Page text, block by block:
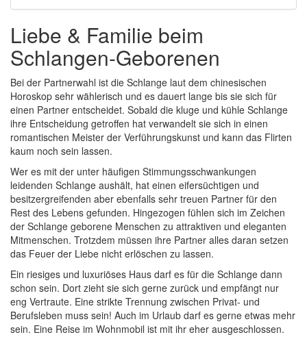
Liebe & Familie beim
Schlangen-Geborenen
Bei der Partnerwahl ist die Schlange laut dem chinesischen
Horoskop sehr wählerisch und es dauert lange bis sie sich für
einen Partner entscheidet. Sobald die kluge und kühle Schlange
ihre Entscheidung getroffen hat verwandelt sie sich in einen
romantischen Meister der Verführungskunst und kann das Flirten
kaum noch sein lassen.
Wer es mit der unter häufigen Stimmungsschwankungen
leidenden Schlange aushält, hat einen eifersüchtigen und
besitzergreifenden aber ebenfalls sehr treuen Partner für den
Rest des Lebens gefunden. Hingezogen fühlen sich im Zeichen
der Schlange geborene Menschen zu attraktiven und eleganten
Mitmenschen. Trotzdem müssen ihre Partner alles daran setzen
das Feuer der Liebe nicht erlöschen zu lassen.
Ein riesiges und luxuriöses Haus darf es für die Schlange dann
schon sein. Dort zieht sie sich gerne zurück und empfängt nur
eng Vertraute. Eine strikte Trennung zwischen Privat- und
Berufsleben muss sein! Auch im Urlaub darf es gerne etwas mehr
sein. Eine Reise im Wohnmobil ist mit ihr eher ausgeschlossen.